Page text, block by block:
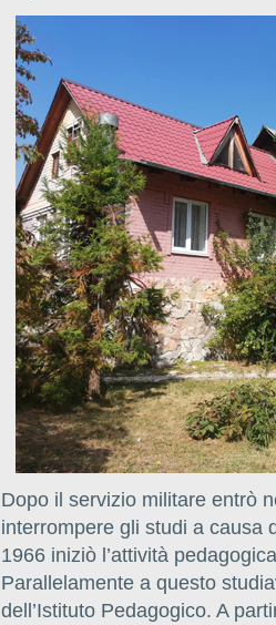
Dopo il servizio militare entrò
interrompere gli studi a causa
1966 iniziò l’attività
Parallelamente a questo
dell’Istituto Pedagogico. A